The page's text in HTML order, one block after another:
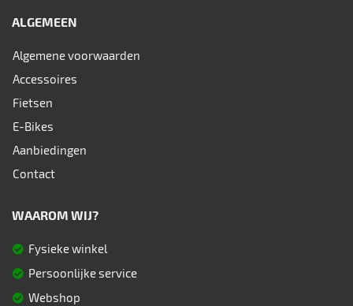
ALGEMEEN
Algemene voorwaarden
Accessoires
Fietsen
E-Bikes
Aanbiedingen
Contact
WAAROM WIJ?
Fysieke winkel
Persoonlijke service
Webshop